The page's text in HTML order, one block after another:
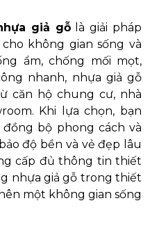
giả gỗlà giải pháp
không gian sống và
ẩm, chống mối mọt,
nhanh, nhựa giả gỗ
căn hộ chung cư, nhà
Khi lựa chọn, bạn
bộ phong cách và
độ bền và vẻ đẹp lâu
cấp đủ thông tin thiết
nhựa giả gỗ trong thiết
một không gian sống